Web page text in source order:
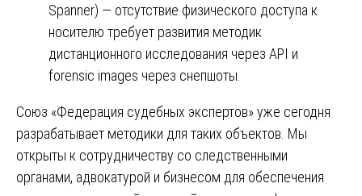
Spanner) — отсутствие физического доступа к
носителю требует развития методик
дистанционного исследования через API и
forensic images через снепшоты.
Союз «Федерация судебных экспертов» уже сегодня
разрабатывает методики для таких объектов. Мы
открыты к сотрудничеству со следственными
органами, адвокатурой и бизнесом для обеспечения